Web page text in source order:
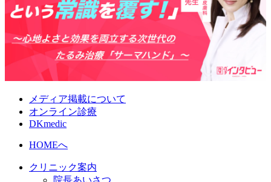
メディア掲載について
オンライン診療
DKmedic
HOMEへ
クリニック案内
院長あいさつ